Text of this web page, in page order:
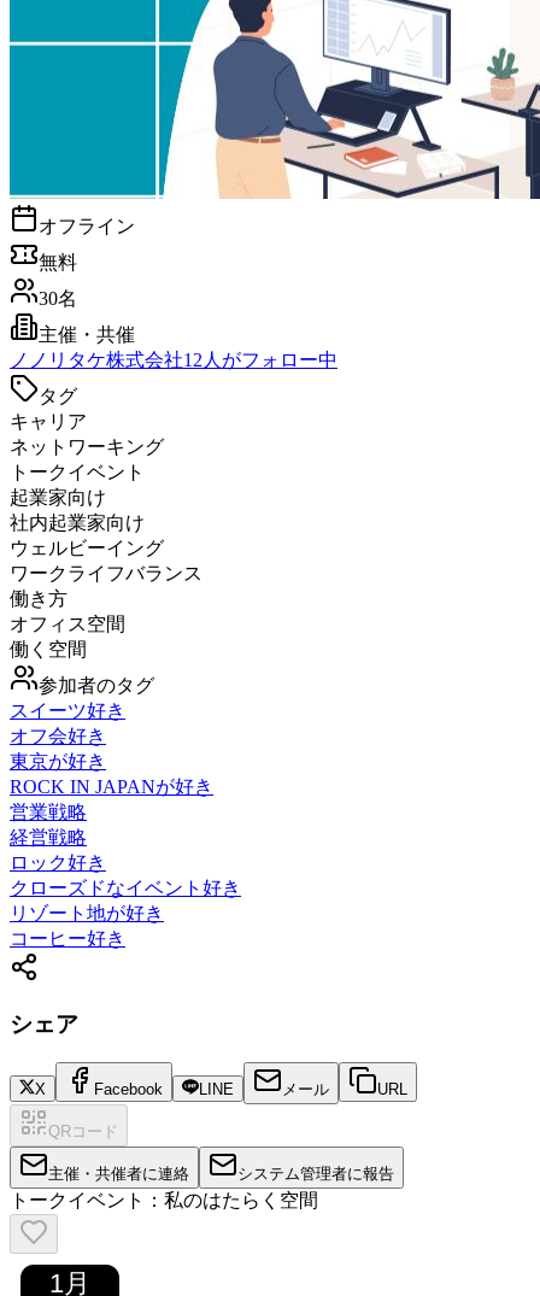
オフライン
無料
30名
主催・共催
ノ ノリタケ株式会社12 人がフォロー中
タグ
キャリア
ネットワーキング
トークイベント
起業家向け
社内起業家向け
ウェルビーイング
ワークライフバランス
働き方
オフィス空間
働く空間
参加者のタグ
スイーツ好き
オフ会好き
東京が好き
ROCK IN JAPANが好き
営業戦略
経営戦略
ロック好き
クローズドなイベント好き
リゾート地が好き
コーヒー好き
シェア
X Facebook LINE メール URL
QRコード
主催・共催者に連絡 システム管理者に報告
トークイベント：私のはたらく空間
1月